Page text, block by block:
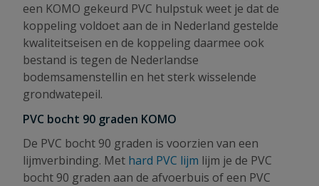
een KOMO gekeurd PVC hulpstuk weet je dat de
koppeling voldoet aan de in Nederland gestelde
kwaliteitseisen en de koppeling daarmee ook
bestand is tegen de Nederlandse
bodemsamenstellin en het sterk wisselende
grondwatepeil.
PVC bocht 90 graden KOMO
De PVC bocht 90 graden is voorzien van een
lijmverbinding. Met hard PVC lijm lijm je de PVC
bocht 90 graden aan de afvoerbuis of een PVC